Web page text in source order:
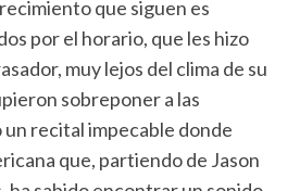
que siguen es
por el horario, que les hizo
muy lejos del clima de su
sobreponer a las
recital impecable donde
que, partiendo de Jason